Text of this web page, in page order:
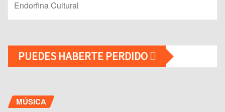
Endorfina Cultural
PUEDES HABERTE PERDIDO
MÚSICA